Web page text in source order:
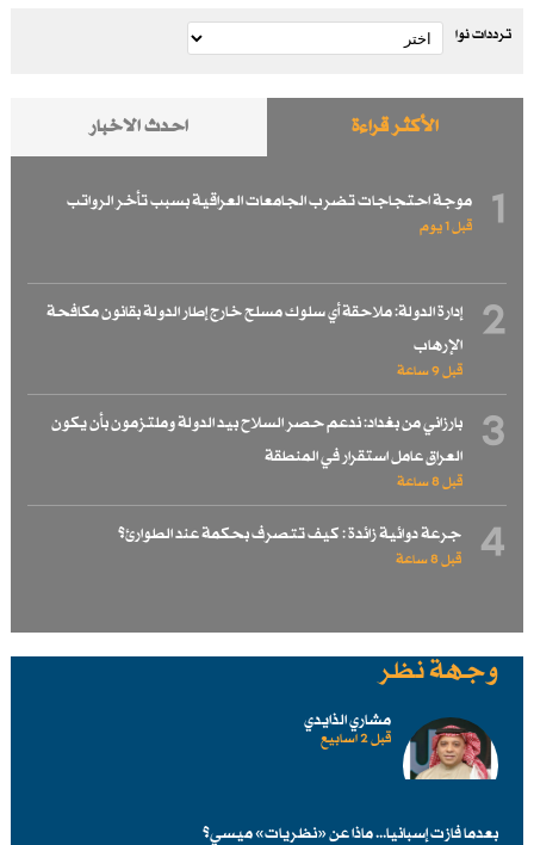
ترددات نوا
الأكثر قراءة احدث الاخبار
1 موجة احتجاجات تضرب الجامعات العراقية بسبب تأخر الرواتب
قبل 1 یوم
2
إدارة الدولة: ملاحقة أي سلوك مسلح خارج إطار الدولة بقانون مكافحة
الإرهاب
قبل 9 ساعة
3
بارزاني من بغداد: ندعم حصر السلاح بيد الدولة وملتزمون بأن يكون
العراق عامل استقرار في المنطقة
قبل 8 ساعة
4 جرعة دوائية زائدة : كيف تتصرف بحكمة عند الطوارئ؟
قبل 8 ساعة
وجهة نظر
مشاري الذايدي
قبل 2 اسابیع
بعدما فازت إسبانيا... ماذا عن «نظريات» ميسي؟